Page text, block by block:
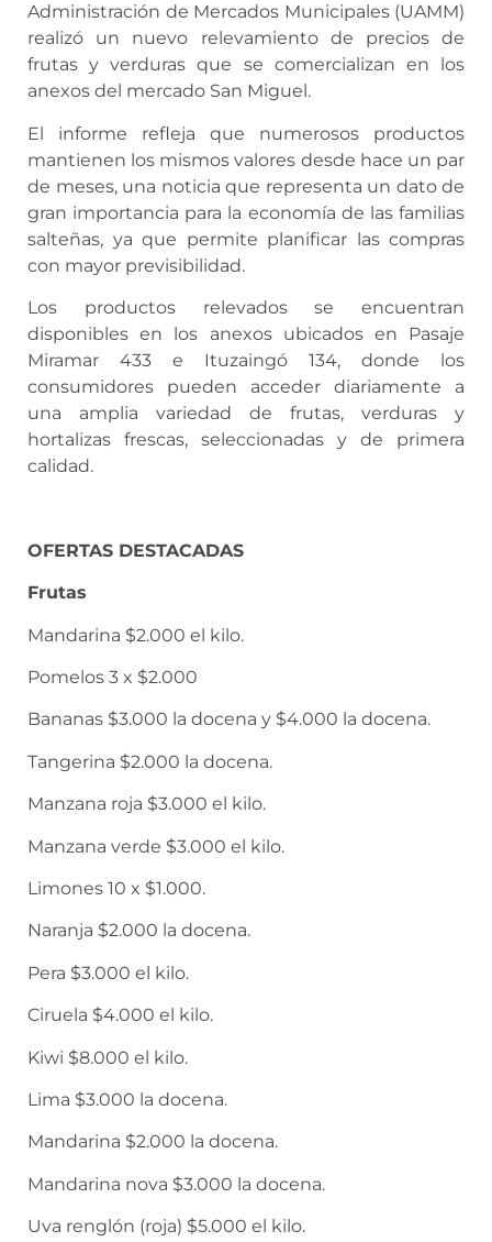
Administración de Mercados Municipales (UAMM)
realizó un nuevo relevamiento de precios de
frutas y verduras que se comercializan en los
anexos del mercado San Miguel.
El informe refleja que numerosos productos
mantienen los mismos valores desde hace un par
de meses, una noticia que representa un dato de
gran importancia para la economía de las familias
salteñas, ya que permite planificar las compras
con mayor previsibilidad.
Los productos relevados se encuentran
disponibles en los anexos ubicados en Pasaje
Miramar 433 e Ituzaingó 134, donde los
consumidores pueden acceder diariamente a
una amplia variedad de frutas, verduras y
hortalizas frescas, seleccionadas y de primera
calidad.
OFERTAS DESTACADAS
Frutas
Mandarina $2.000 el kilo.
Pomelos 3 x $2.000
Bananas $3.000 la docena y $4.000 la docena.
Tangerina $2.000 la docena.
Manzana roja $3.000 el kilo.
Manzana verde $3.000 el kilo.
Limones 10 x $1.000.
Naranja $2.000 la docena.
Pera $3.000 el kilo.
Ciruela $4.000 el kilo.
Kiwi $8.000 el kilo.
Lima $3.000 la docena.
Mandarina $2.000 la docena.
Mandarina nova $3.000 la docena.
Uva renglón (roja) $5.000 el kilo.